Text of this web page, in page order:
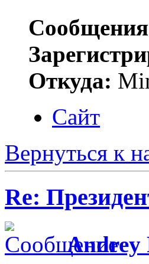
Откуда:
Сайт
Вернуться к
Re:
Andrey